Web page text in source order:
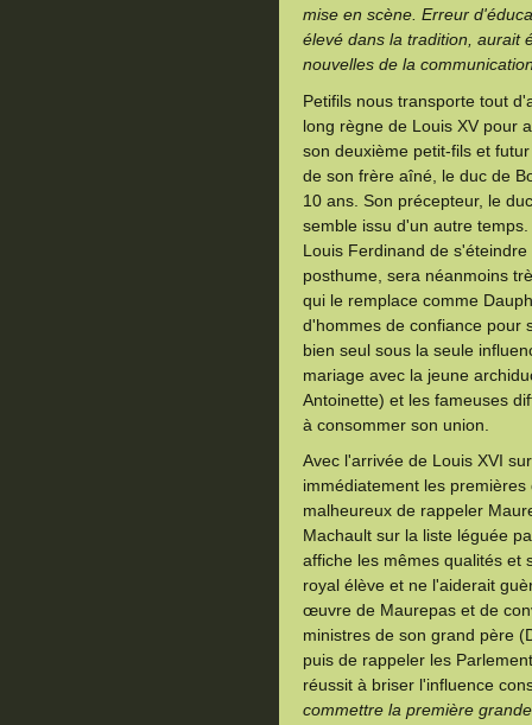
mise en scène. Erreur
élevé dans la tradition, aurait
nouvelles de la
Petifils nous transporte tout
long règne de Louis XV pour
son deuxième petit-fils et
de son frère aîné, le duc de
10 ans. Son précepteur, le
semble issu d'un autre
Louis Ferdinand de
posthume, sera néanmoins
qui le remplace comme
d'hommes de confiance pour
bien seul sous la seule
mariage avec la jeune
Antoinette) et les fameuses
à consommer son union.
Avec l'arrivée de Louis XVI
immédiatement les
malheureux de rappeler
Machault sur la liste léguée
affiche les mêmes qualités et
royal élève et ne l'aiderait
œuvre de Maurepas et de
ministres de son grand père
puis de rappeler les
réussit à briser l'influence
commettre la première